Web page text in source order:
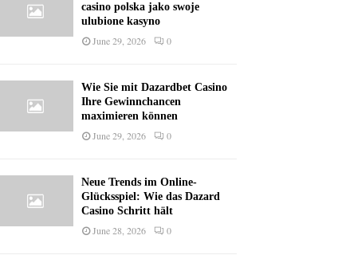
casino polska jako swoje
ulubione kasyno
June 29, 2026 0
Wie Sie mit Dazardbet Casino
Ihre Gewinnchancen
maximieren können
June 29, 2026 0
Neue Trends im Online-
Glücksspiel: Wie das Dazard
Casino Schritt hält
June 28, 2026 0